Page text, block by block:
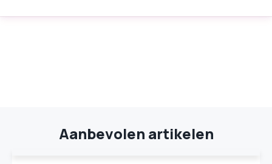
Aanbevolen artikelen